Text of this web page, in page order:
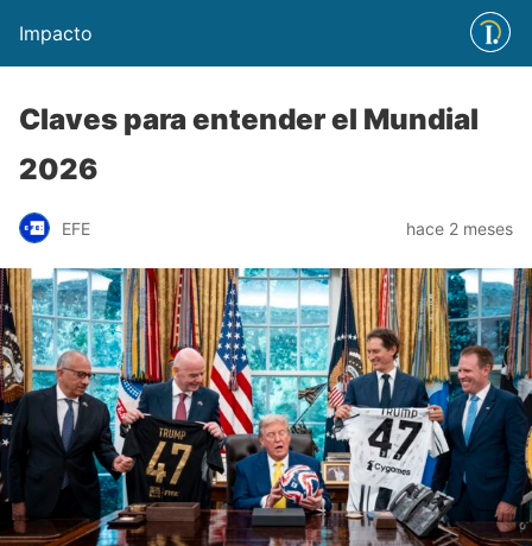
Impacto
Claves para entender el Mundial
2026
EFE hace 2 meses